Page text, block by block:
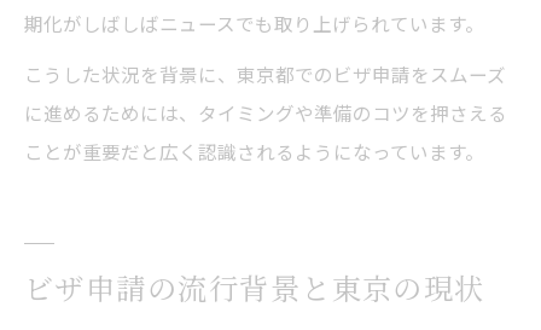
期化がしばしばニュースでも取り上げられています。
こうした状況を背景に、東京都でのビザ申請をスムーズ
に進めるためには、タイミングや準備のコツを押さえる
ことが重要だと広く認識されるようになっています。
ビザ申請の流行背景と東京の現状